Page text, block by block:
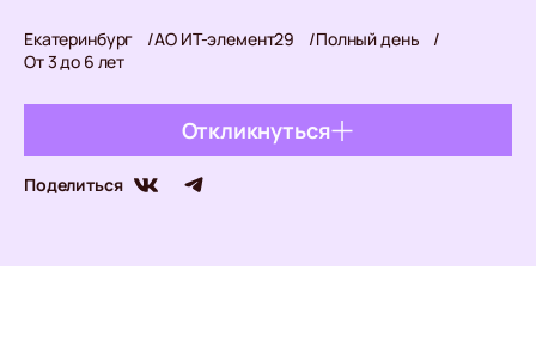
© 2026 АО «ИТ-Элемент 29»
Екатеринбург АО ИТ-элемент29
Полный день
От 3 до 6 лет
Откликнуться
Поделиться